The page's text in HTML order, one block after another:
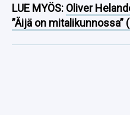
LUE MYÖS: Oliver
”Äijä on mitalikunnossa”